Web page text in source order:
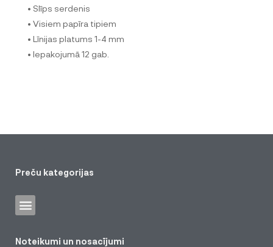
• Slīps serdenis
• Visiem papīra tipiem
• Līnijas platums 1-4 mm
• Iepakojumā 12 gab.
Preču kategorijas
Noteikumi un nosacījumi